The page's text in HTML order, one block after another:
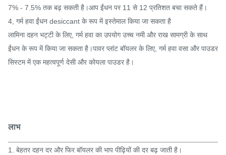
7% - 7.5% तक बढ़ सकती है।आप ईंधन पर 11 से 12 प्रतिशत बचा सकते हैं।
4, गर्म हवा ईंधन desiccant के रूप में इस्तेमाल किया जा सकता है
लामिना दहन भट्टी के लिए, गर्म हवा का उपयोग उच्च नमी और राख सामग्री के साथ
ईंधन के रूप में किया जा सकता है।पावर प्लांट बॉयलर के लिए, गर्म हवा वसा और पाउडर
सिस्टम में एक महत्वपूर्ण देसी और कोयला पाउडर है।
लाभ
1. बेहतर दहन दर और फिर बॉयलर की भाप पीढ़ियों की दर बढ़ जाती है।